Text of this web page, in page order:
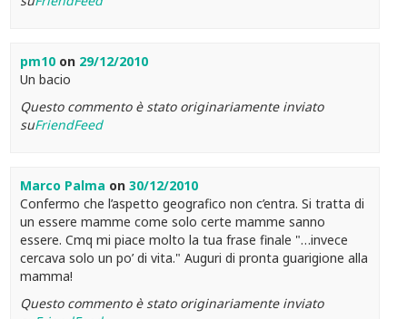
pm10on 29/12/2010
Un bacio
Questo commento è stato originariamente inviato
suFriendFeed
Marco Palma on 30/12/2010
Confermo che l’aspetto geografico non c’entra. Si tratta di
un essere mamme come solo certe mamme sanno
essere. Cmq mi piace molto la tua frase finale "…invece
cercava solo un po’ di vita." Auguri di pronta guarigione alla
mamma!
Questo commento è stato originariamente inviato